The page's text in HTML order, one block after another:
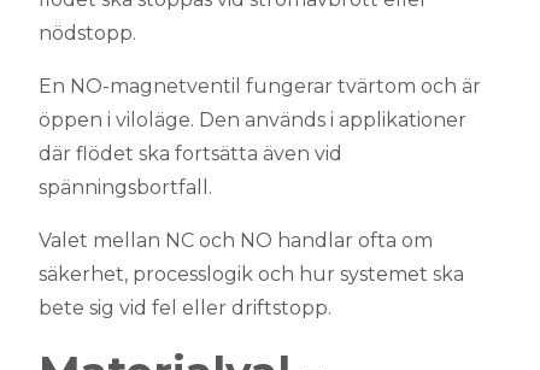
nödstopp.
En NO-magnetventil fungerar tvärtom och är
öppen i viloläge. Den används i applikationer
där flödet ska fortsätta även vid
spänningsbortfall.
Valet mellan NC och NO handlar ofta om
säkerhet, processlogik och hur systemet ska
bete sig vid fel eller driftstopp.